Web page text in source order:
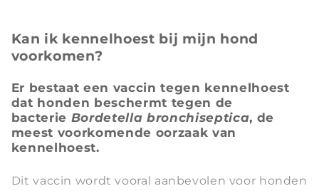
Kan ik kennelhoest bij mijn hond
voorkomen?
Er bestaat een vaccin tegen kennelhoest
dat honden beschermt tegen de
bacterie Bordetella bronchiseptica, de
meest voorkomende oorzaak van
kennelhoest.
Dit vaccin wordt vooral aanbevolen voor honden